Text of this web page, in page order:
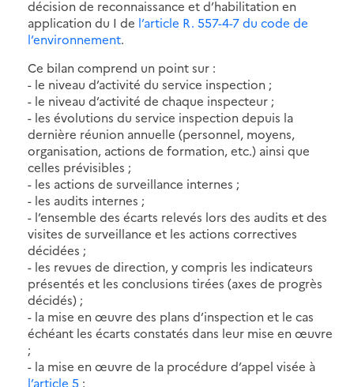
décision de reconnaissance et d’habilitation en
application du I de l’article R. 557-4-7 du code de
l’environnement.
Ce bilan comprend un point sur :
- le niveau d’activité du service inspection ;
- le niveau d’activité de chaque inspecteur ;
- les évolutions du service inspection depuis la
dernière réunion annuelle (personnel, moyens,
organisation, actions de formation, etc.) ainsi que
celles prévisibles ;
- les actions de surveillance internes ;
- les audits internes ;
- l’ensemble des écarts relevés lors des audits et des
visites de surveillance et les actions correctives
décidées ;
- les revues de direction, y compris les indicateurs
présentés et les conclusions tirées (axes de progrès
décidés) ;
- la mise en œuvre des plans d’inspection et le cas
échéant les écarts constatés dans leur mise en œuvre
;
- la mise en œuvre de la procédure d’appel visée à
l’article 5 ;